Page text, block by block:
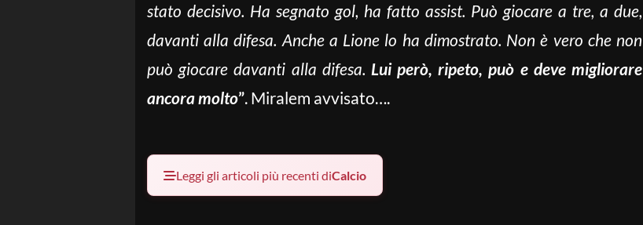
stato decisivo. Ha segnato gol, ha fatto assist. Può giocare a tre, a due,
davanti alla difesa. Anche a Lione lo ha dimostrato. Non è vero che non
può giocare davanti alla difesa. Lui però, ripeto, può e deve migliorare
ancora molto”. Miralem avvisato….
Leggi gli articoli più recenti diCalcio